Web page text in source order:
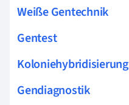
Weiße Gentechnik
Gentest
Koloniehybridisierung
Gendiagnostik